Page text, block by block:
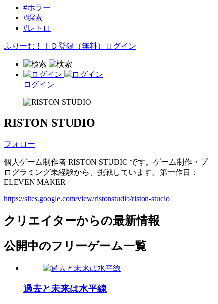
#ホラー
#探索
#レトロ
ふりーむ！ＩＤ登録（無料） ログイン
ログイン
RISTON STUDIO
フォロー
個人ゲーム制作者 RISTON STUDIO です。ゲーム制作・プ
ログラミング未経験から、挑戦しています。第一作目：
ELEVEN MAKER
https://sites.google.com/view/ristonstudio/riston-studio
クリエイターからの最新情報
公開中のフリーゲーム一覧
過去と未来は水平線